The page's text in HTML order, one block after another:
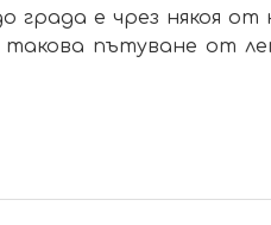
града е чрез някоя от
пътуване от